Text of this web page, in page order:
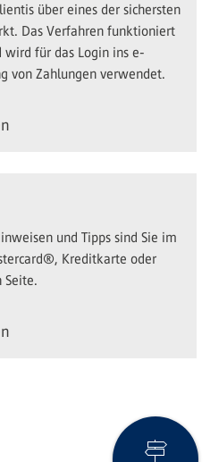
über eines der sichersten
Das Verfahren funktioniert
für das Login ins e-
von Zahlungen verwendet.
und Tipps sind Sie im
Kreditkarte oder
Seite.